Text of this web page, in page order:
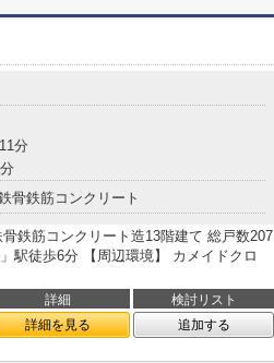
分
骨鉄筋コンクリート
鉄筋コンクリート造13階建て 総戸数207
駅徒歩6分 【周辺環境】 カメイドクロ
詳細
検討リスト
詳細を見る 追加する